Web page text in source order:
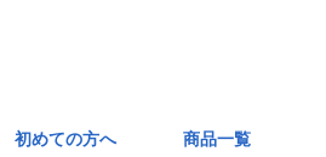
初めての方へ 商品一覧